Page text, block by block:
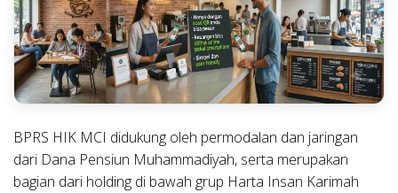
BPRS HIK MCI didukung oleh permodalan dan jaringan
dari Dana Pensiun Muhammadiyah, serta merupakan
bagian dari holding di bawah grup Harta Insan Karimah